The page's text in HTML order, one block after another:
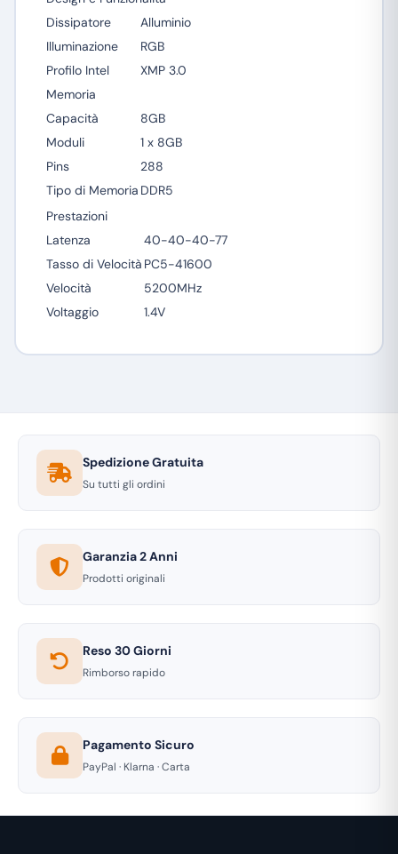
Dissipatore
Alluminio
Illuminazione
RGB
Profilo Intel
XMP 3.0
Memoria
Capacità
8GB
Moduli
1 x 8GB
Pins
288
Tipo di Memoria DDR5
Prestazioni
Latenza
40-40-40-77
Tasso di Velocità PC5-41600
Velocità
5200MHz
Voltaggio
1.4V
Spedizione Gratuita
Su tutti gli ordini
Garanzia 2 Anni
Prodotti originali
Reso 30 Giorni
Rimborso rapido
Pagamento Sicuro
PayPal · Klarna · Carta